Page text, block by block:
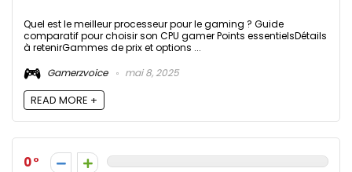
Quel est le meilleur processeur pour le gaming ? Guide
comparatif pour choisir son CPU gamer Points essentielsDétails
à retenirGammes de prix et options ...
Gamerzvoice
mai 8, 2025
READ MORE +
0